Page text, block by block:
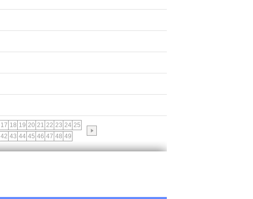
17 18 19 20 21 22 23 24 25
42 43 44 45 46 47 48 49